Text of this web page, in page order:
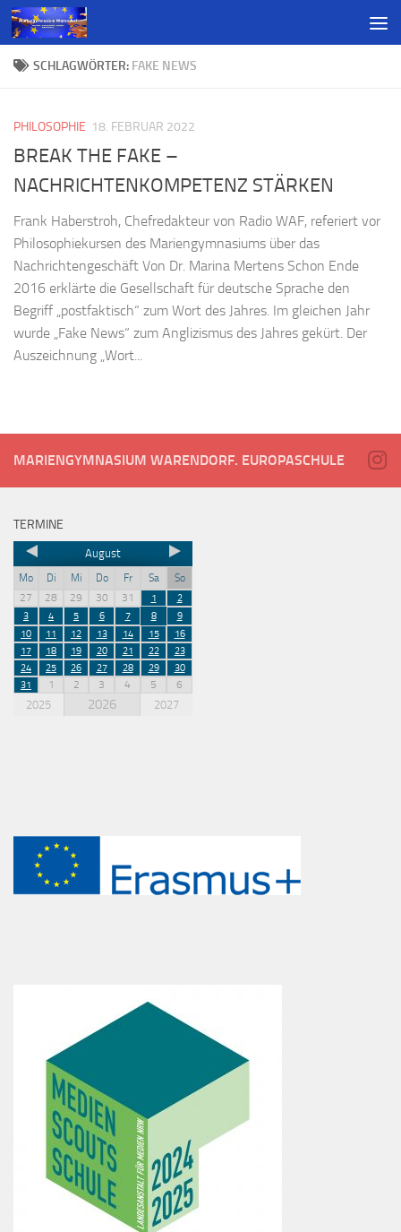
SCHLAGWÖRTER: FAKE NEWS
PHILOSOPHIE 18. FEBRUAR 2022
BREAK THE FAKE –
NACHRICHTENKOMPETENZ STÄRKEN
Frank Haberstroh, Chefredakteur von Radio WAF, referiert vor
Philosophiekursen des Mariengymnasiums über das
Nachrichtengeschäft Von Dr. Marina Mertens Schon Ende
2016 erklärte die Gesellschaft für deutsche Sprache den
Begriff „postfaktisch“ zum Wort des Jahres. Im gleichen Jahr
wurde „Fake News“ zum Anglizismus des Jahres gekürt. Der
Auszeichnung „Wort...
MARIENGYMNASIUM WARENDORF. EUROPASCHULE
TERMINE
August
Mo Di Mi Do Fr Sa
So
27
28 29 30 31 1
2
3
4 5 6 7 8
9
10
11 12 13 14 15
16
17
18 19 20 21 22
23
24
25 26 27 28 29
30
31
1 2 3 4 5 6
2025 2026 2027